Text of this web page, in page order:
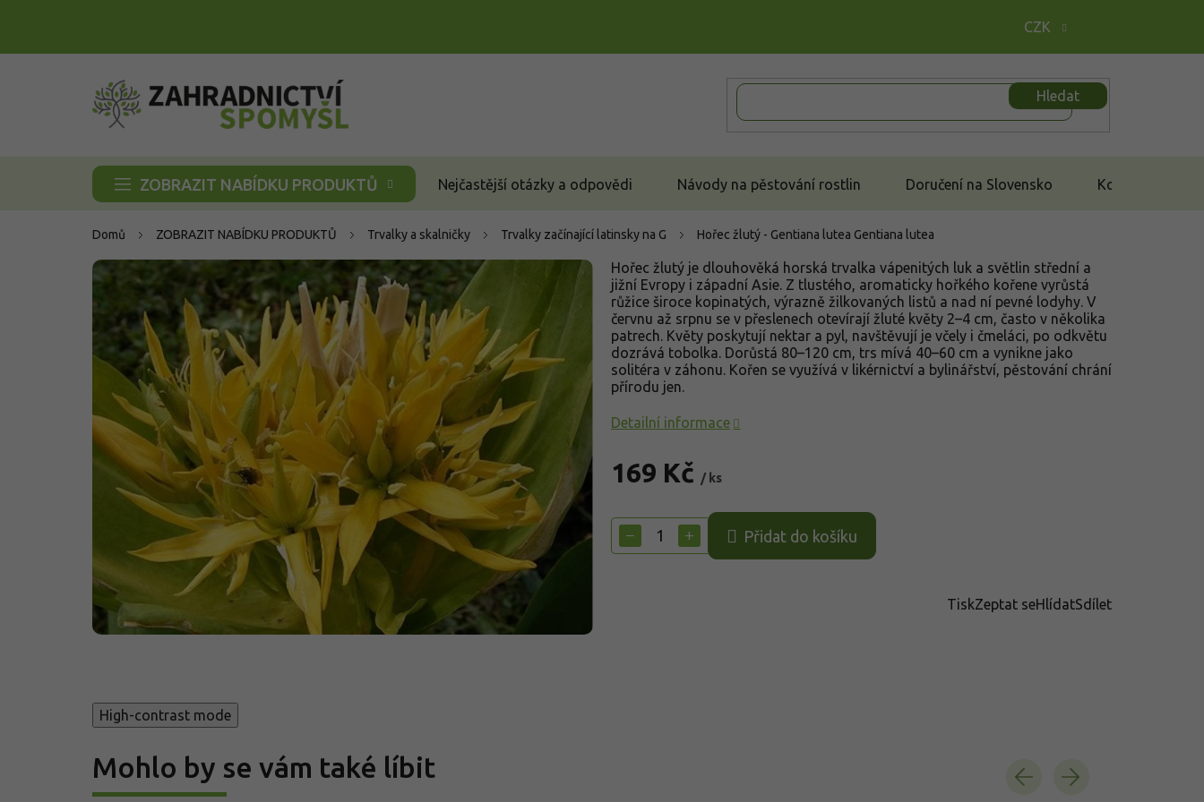
CZK
Hledat
ZOBRAZIT NABÍDKU PRODUKTŮ Nejčastější otázky a odpovědi Návody na pěstování rostlin Doručení na Slovensko Kontakt
Domů ZOBRAZIT NABÍDKU PRODUKTŮ Trvalky a skalničky Trvalky začínající latinsky na G Hořec žlutý - Gentiana lutea Gentiana lutea
169 Kč / ks
cena:
+
− Přidat do košíku
Hořec žlutý je dlouhověká horská trvalka vápenitých luk a světlin střední a
jižní Evropy i západní Asie. Z tlustého, aromaticky hořkého kořene vyrůstá
růžice široce kopinatých, výrazně žilkovaných listů a nad ní pevné lodyhy. V
červnu až srpnu se v přeslenech otevírají žluté květy 2–4 cm, často v několika
patrech. Květy poskytují nektar a pyl, navštěvují je včely i čmeláci, po odkvětu
dozrává tobolka. Dorůstá 80–120 cm, trs mívá 40–60 cm a vynikne jako
solitéra v záhonu. Kořen se využívá v likérnictví a bylinářství, pěstování chrání
přírodu jen.
Detailní informace
TiskZeptat seHlídatSdílet
High-contrast mode
Mohlo by se vám také líbit